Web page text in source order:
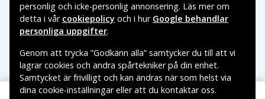
Copyright © 2026, Spares Nordic AB
personlig och icke-personlig annonsering. Läs mer om
detta i vår cookiepolicy och i hur Google behandlar
personliga uppgifter.
Genom att trycka ”Godkänn alla” samtycker du till att vi
lagrar cookies och andra spårtekniker på din enhet.
Samtycket är frivilligt och kan ändras när som helst via
dina cookie-inställningar eller att du kontaktar oss.